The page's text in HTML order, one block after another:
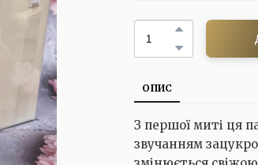
ОПИС
З першої миті ця
звучанням